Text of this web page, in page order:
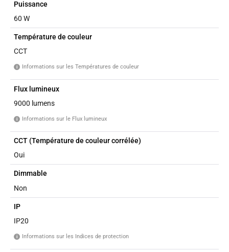
Puissance
60 W
Température de couleur
CCT
i Informations sur les Températures de couleur
Flux lumineux
9000 lumens
i Informations sur le Flux lumineux
CCT (Température de couleur corrélée)
Oui
Dimmable
Non
IP
IP20
i Informations sur les Indices de protection